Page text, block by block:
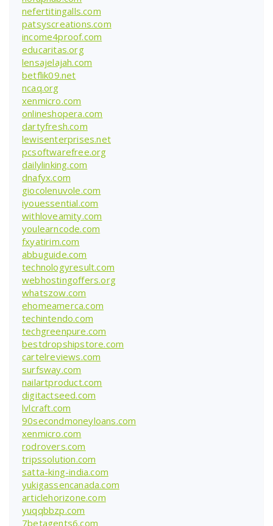
nefertitingalls.com
patsyscreations.com
income4proof.com
educaritas.org
lensajelajah.com
betflik09.net
ncaq.org
xenmicro.com
onlineshopera.com
dartyfresh.com
lewisenterprises.net
pcsoftwarefree.org
dailylinking.com
dnafyx.com
giocolenuvole.com
iyouessential.com
withloveamity.com
youlearncode.com
fxyatirim.com
abbuguide.com
technologyresult.com
webhostingoffers.org
whatszow.com
ehomeamerca.com
techintendo.com
techgreenpure.com
bestdropshipstore.com
cartelreviews.com
surfsway.com
nailartproduct.com
digitactseed.com
lvlcraft.com
90secondmoneyloans.com
xenmicro.com
rodrovers.com
tripssolution.com
satta-king-india.com
yukigassencanada.com
articlehorizone.com
yuqqbbzp.com
7betagents6.com